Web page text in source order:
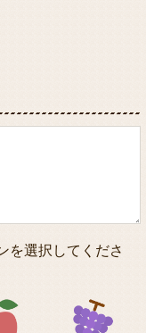
を選択してくださ
アイコン3